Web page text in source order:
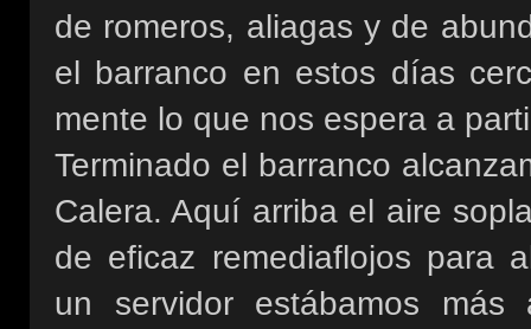
de romeros, aliagas y de
el barranco en estos días
mente lo que nos espera a
Terminado el barranco
Calera. Aquí arriba el aire
de eficaz remediaflojos para
un servidor estábamos más